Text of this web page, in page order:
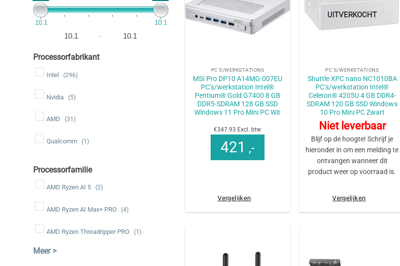
10.1
10.1
-
Processorfabrikant
Intel (296)
Nvidia (5)
AMD (31)
Qualcomm (1)
Processorfamilie
AMD Ryzen AI 5 (2)
AMD Ryzen AI Max+ PRO (4)
AMD Ryzen Threadripper PRO (1)
PC'S/WERKSTATIONS
MSI Pro DP10 A14MG-007EU
PC’s/werkstation Intel®
Pentium® Gold G7400 8 GB
DDR5-SDRAM 128 GB SSD
Windows 11 Pro Mini PC Wit
€347.93 Excl. btw
421 ,-
Vergelijken
UITVERKOCHT
PC'S/WERKSTATIONS
Shuttle XPC nano NC1010BA
PC’s/werkstation Intel®
Celeron® 4205U 4 GB DDR4-
SDRAM 120 GB SSD Windows
10 Pro Mini PC Zwart
Niet leverbaar
Blijf op de hoogte! Schrijf je
hieronder in om een melding te
ontvangen wanneer dit
product weer op voorraad is.
Vergelijken